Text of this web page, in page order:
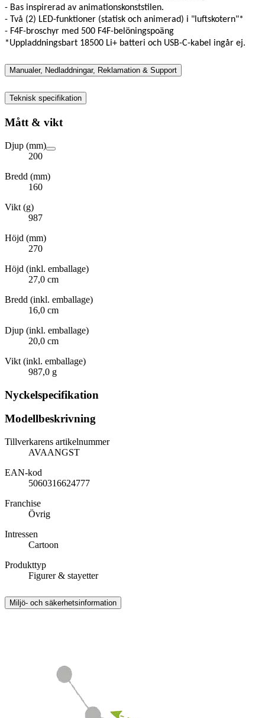
- Bas inspirerad av animationskonststilen.
- Två (2) LED-funktioner (statisk och animerad) i "luftskotern"*
- F4F-broschyr med 500 F4F-belöningspoäng
*Uppladdningsbart 18500 Li+ batteri och USB-C-kabel ingår ej.
Manualer, Nedladdningar, Reklamation & Support
Teknisk specifikation
Mått & vikt
Djup (mm)
200
Bredd (mm)
160
Vikt (g)
987
Höjd (mm)
270
Höjd (inkl. emballage)
27,0 cm
Bredd (inkl. emballage)
16,0 cm
Djup (inkl. emballage)
20,0 cm
Vikt (inkl. emballage)
987,0 g
Nyckelspecifikation
Modellbeskrivning
Tillverkarens artikelnummer
AVAANGST
EAN-kod
5060316624777
Franchise
Övrig
Intressen
Cartoon
Produkttyp
Figurer & stayetter
Miljö- och säkerhetsinformation